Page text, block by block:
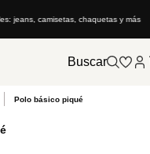
jeans, camisetas, chaquetas y más
Buscar
Polo básico piqué